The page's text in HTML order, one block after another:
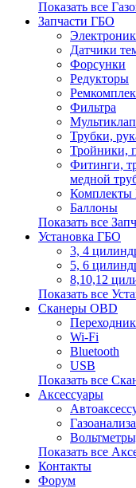
Показать все
Запчасти ГБО
Датчики
Форсунки
Редукторы
Фильтра
Трубки,
Тройники,
Фитинги,
медной
Баллоны
Показать все
Установка ГБО
3, 4
5, 6
8,10,12
Показать все
Сканеры OBD
Wi-Fi
Bluetooth
USB
Показать все
Аксессуары
Показать все
Контакты
Форум